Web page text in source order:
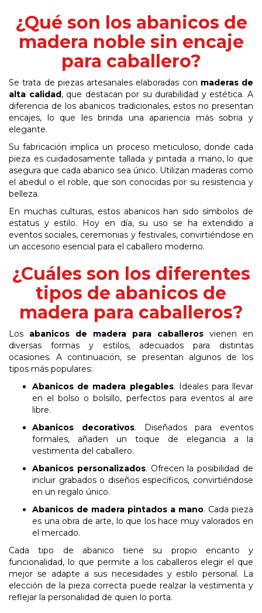
¿Qué son los abanicos de
madera noble sin encaje
para caballero?
Se trata de piezas artesanales elaboradas con maderas de
alta calidad, que destacan por su durabilidad y estética. A
diferencia de los abanicos tradicionales, estos no presentan
encajes, lo que les brinda una apariencia más sobria y
elegante.
Su fabricación implica un proceso meticuloso, donde cada
pieza es cuidadosamente tallada y pintada a mano, lo que
asegura que cada abanico sea único. Utilizan maderas como
el abedul o el roble, que son conocidas por su resistencia y
belleza.
En muchas culturas, estos abanicos han sido símbolos de
estatus y estilo. Hoy en día, su uso se ha extendido a
eventos sociales, ceremonias y festivales, convirtiéndose en
un accesorio esencial para el caballero moderno.
¿Cuáles son los diferentes
tipos de abanicos de
madera para caballeros?
Los abanicos de madera para caballeros vienen en
diversas formas y estilos, adecuados para distintas
ocasiones. A continuación, se presentan algunos de los
tipos más populares:
Abanicos de madera plegables. Ideales para llevar
en el bolso o bolsillo, perfectos para eventos al aire
libre.
Abanicos
decorativos. Diseñados para eventos
formales, añaden un toque de elegancia a la
vestimenta del caballero.
Abanicos personalizados. Ofrecen la posibilidad de
incluir grabados o diseños específicos, convirtiéndose
en un regalo único.
Abanicos de madera pintados a mano. Cada pieza
es una obra de arte, lo que los hace muy valorados en
el mercado.
Cada tipo de abanico tiene su propio encanto y
funcionalidad, lo que permite a los caballeros elegir el que
mejor se adapte a sus necesidades y estilo personal. La
elección de la pieza correcta puede realzar la vestimenta y
reflejar la personalidad de quien lo porta.